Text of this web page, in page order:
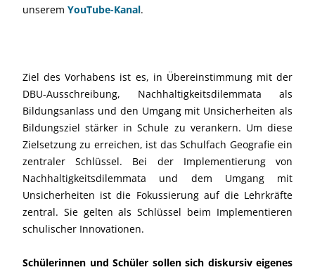
unserem YouTube-Kanal.
Ziel des Vorhabens ist es, in Übereinstimmung mit der
DBU-Ausschreibung, Nachhaltigkeitsdilemmata als
Bildungsanlass und den Umgang mit Unsicherheiten als
Bildungsziel stärker in Schule zu verankern. Um diese
Zielsetzung zu erreichen, ist das Schulfach Geografie ein
zentraler Schlüssel. Bei der Implementierung von
Nachhaltigkeitsdilemmata und dem Umgang mit
Unsicherheiten ist die Fokussierung auf die Lehrkräfte
zentral. Sie gelten als Schlüssel beim Implementieren
schulischer Innovationen.
Schülerinnen und Schüler sollen sich diskursiv eigenes